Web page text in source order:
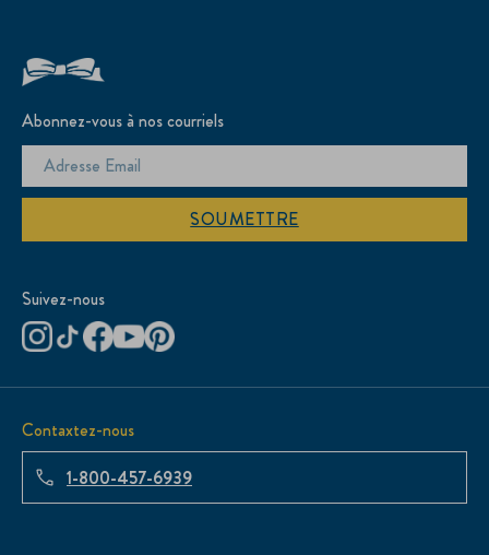
Abonnez-vous à nos courriels
SOUMETTRE
Suivez-nous
Contaxtez-nous
1-800-457-6939